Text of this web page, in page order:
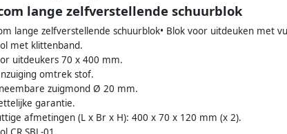
lange zelfverstellende schuurblok
lange zelfverstellende schuurblok• Blok voor uitdeuken met
met klittenband.
uitdeukers 70 x 400 mm.
omtrek stof.
zuigmond Ø 20 mm.
garantie.
afmetingen (L x Br x H): 400 x 70 x 120 mm (x 2).